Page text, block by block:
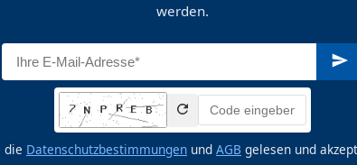
werden.
die Datenschutzbestimmungen und AGB gelesen und